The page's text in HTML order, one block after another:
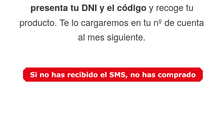
presenta tu DNI y el códigoy recoge tu
producto. Te lo cargaremos en tu nº de cuenta
al mes siguiente.